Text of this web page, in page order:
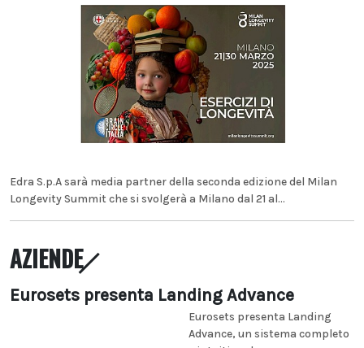
Edra S.p.A sarà media partner della seconda edizione del Milan
Longevity Summit che si svolgerà a Milano dal 21 al...
AZIENDE
Eurosets presenta Landing Advance
Eurosets presenta Landing
Advance, un sistema completo